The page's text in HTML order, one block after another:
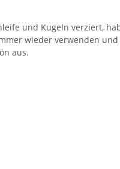
und Kugeln verziert,
wieder verwenden
aus.